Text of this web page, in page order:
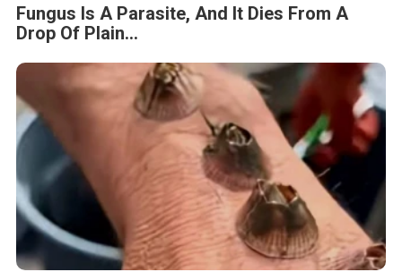
Fungus Is A Parasite, And It Dies From A
Drop Of Plain...